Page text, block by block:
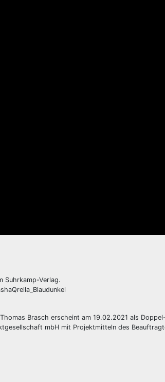
Suhrkamp-Verlag.
Brasch erscheint am 19.02.2021 als
mbH mit Projektmitteln des